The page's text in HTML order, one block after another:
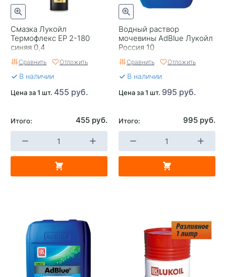
Смазка Лукойл
Термофлекс EP 2-180
синяя 0,4
Сравнить Отложить
В наличии
Цена за 1 шт. 455 руб.
Итого: 455 руб.
Водный раствор
мочевины AdBlue Лукойл
Россия 10
Сравнить Отложить
В наличии
Цена за 1 шт. 995 руб.
Итого: 995 руб.